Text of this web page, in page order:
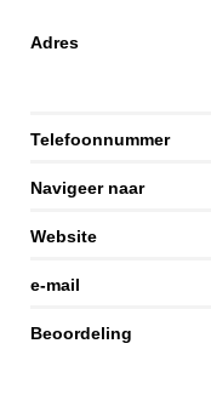
Adres
Telefoonnummer
Navigeer naar
Website
e-mail
Beoordeling